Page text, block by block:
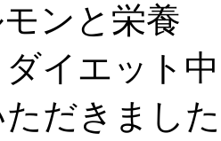
モンと栄養
イエット
だきまし